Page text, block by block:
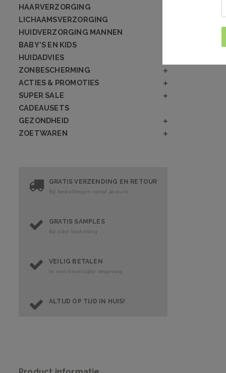
HAARVERZORGING
LICHAAMSVERZORGING
HUIDVERZORGING MANNEN
BABY'S EN KIDS
HUIDADVIES
ZONBESCHERMING
ACTIES & PROMOTIES
SUPER SALE
CADEAUSETS
GEZONDHEID
ZOETWAREN
GRATIS VERZENDING EN RETOUR
Bij bestellingen vanaf 40 euro
GRATIS SAMPLES
Bij elke bestelling
VEILIG BETALEN
In een beveiligde omgeving
ALTIJD OP TIJD IN HUIS!